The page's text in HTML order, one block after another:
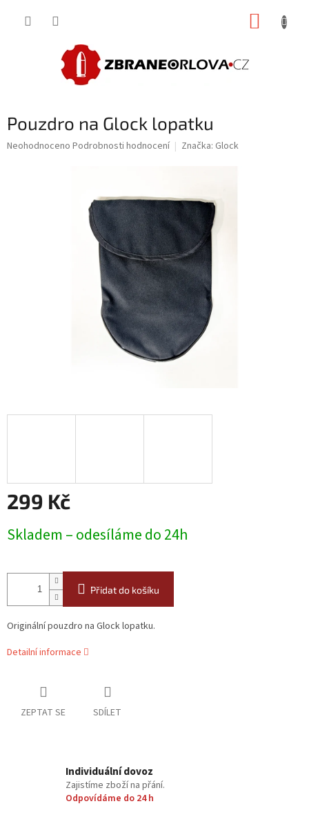
Pouzdro na Glock lopatku
Průměrné
Neohodnoceno Podrobnosti hodnocení Značka: Glock
299 Kč
cena:
Skladem – odesíláme do 24h
Přidat do košíku
Originální pouzdro na Glock lopatku.
Detailní informace
ZEPTAT SE SDÍLET
Individuální dovoz
Zajistíme zboží na přání.
Odpovídáme do 24 h